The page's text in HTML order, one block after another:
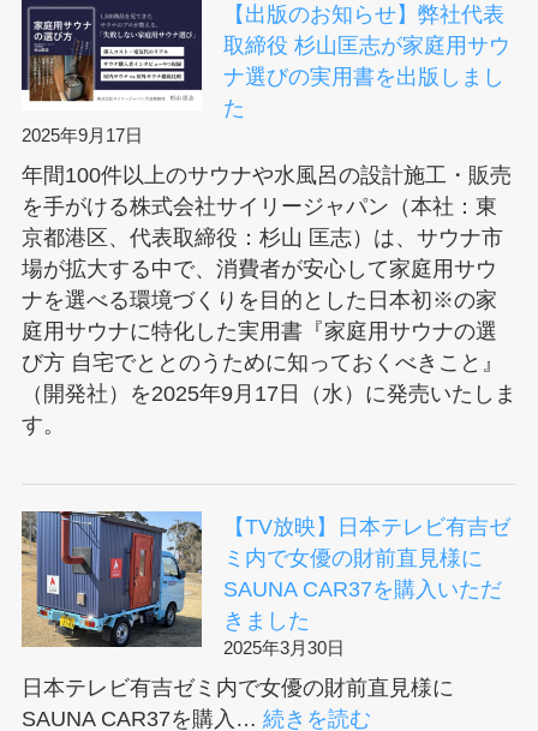
【出版のお知らせ】弊社代表
取締役 杉山匡志が家庭用サウ
ナ選びの実用書を出版しまし
た
2025年9月17日
年間100件以上のサウナや水風呂の設計施工・販売
を手がける株式会社サイリージャパン（本社：東
京都港区、代表取締役：杉山 匡志）は、サウナ市
場が拡大する中で、消費者が安心して家庭用サウ
ナを選べる環境づくりを目的とした日本初※の家
庭用サウナに特化した実用書『家庭用サウナの選
び方 自宅でととのうために知っておくべきこと』
（開発社）を2025年9月17日（水）に発売いたしま
す。
【TV放映】日本テレビ有吉ゼ
ミ内で女優の財前直見様に
SAUNA CAR37を購入いただ
きました
2025年3月30日
日本テレビ有吉ゼミ内で女優の財前直見様に
SAUNA CAR37を購入… 続きを読む: